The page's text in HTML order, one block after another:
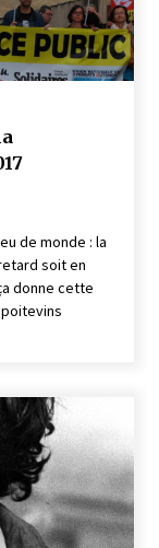
de monde : la
soit en
donne cette